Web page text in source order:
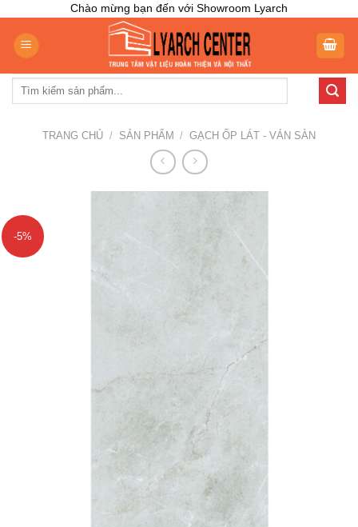
content
Chào mừng bạn đến với Showroom Lyarch
Tìm
TRANG CHỦ / SẢN PHẨM / GẠCH ỐP LÁT - VÁN SÀN
-5%